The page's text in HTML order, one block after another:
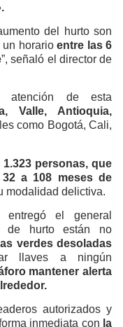
del hurto son
un horario entre las 6
”, señaló el director de
atención de esta
Valle, Antioquia,
como Bogotá, Cali,
1.323 personas, que
a 108 meses de
modalidad delictiva.
entregó el general
de hurto están no
verdes desoladas
llaves a ningún
mantener alerta
autorizados y
inmediata con la